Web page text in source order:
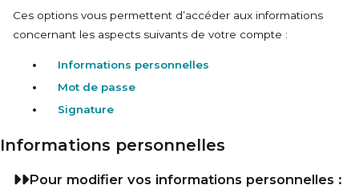
Ces options vous permettent d’accéder aux informations
concernant les aspects suivants de votre compte :
Informations personnelles
Mot de passe
Signature
Informations personnelles
Pour modifier vos informations personnelles :